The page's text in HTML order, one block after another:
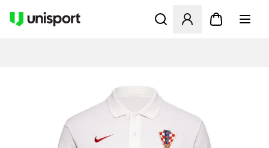
Åbner en Modal til at